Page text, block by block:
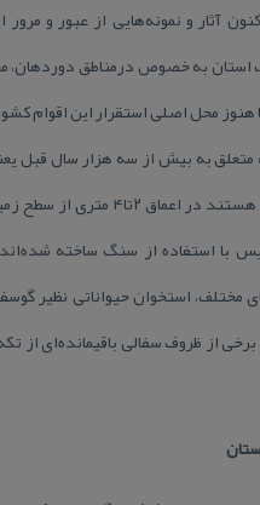
آثار و نمونه‌هایی از عبور و
استان به خصوص درمناطق دوردهان،
هنوز محل اصلی استقرار این اقوام
متعلق به بیش از سه هزار سال قبل
قبل از میلاد هستند در اعماق
با استفاده از سنگ ساخته
مختلف، استخوان حیواناتی نظیر
از ظروف سفالی باقیمانده‌ای از